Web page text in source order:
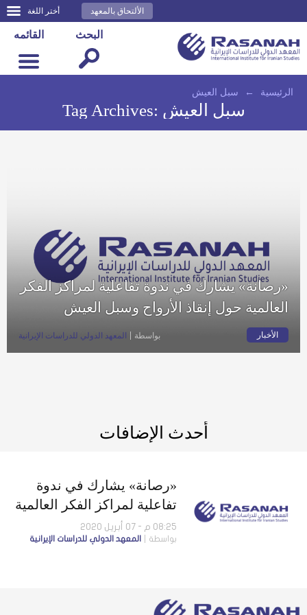
أختر اللغة الألتحاق بالمعهد
القائمه البحث
الرئيسية ← سبل العيش
Tag Archives: سبل العيش
«رصانة» يشارك في ندوة تفاعلية لمراكز الفكر
العالمية حول إنقاذ الأرواح وسبل العيش
الأخبار بواسطة المعهد الدولي للدراسات الإيرانية
أحدث الإضافات
«رصانة» يشارك في ندوة
تفاعلية لمراكز الفكر العالمية
حول إنقاذ الأرواح وسبل
العيش
08:25 م - 07 أبريل 2020
بواسطة المعهد الدولي للدراسات الإيرانية